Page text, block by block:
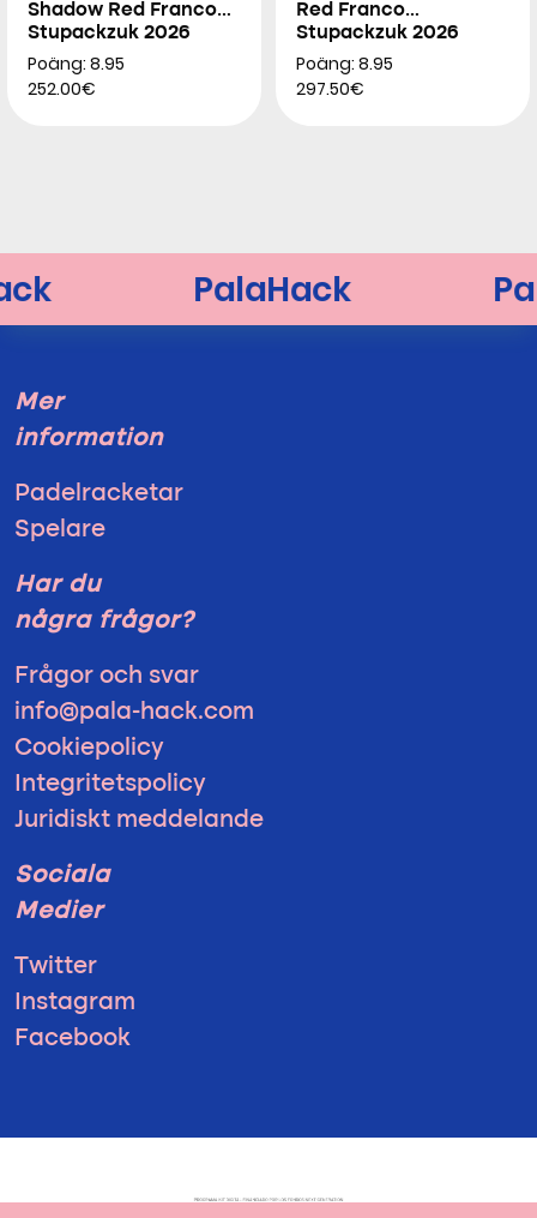
Shadow Red Franco
Stupackzuk 2026
Poäng: 8.95
252.00€
Red Franco
Stupackzuk 2026
Poäng: 8.95
297.50€
Mer
information
Padelracketar
Spelare
Har du
några frågor?
Frågor och svar
info@pala-hack.com
Cookiepolicy
Integritetspolicy
Juridiskt meddelande
Sociala
Medier
Twitter
Instagram
Facebook